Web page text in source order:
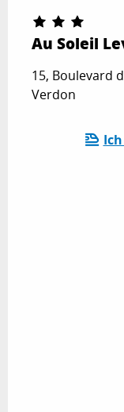
Au Soleil
15, Boulevard
Verdon